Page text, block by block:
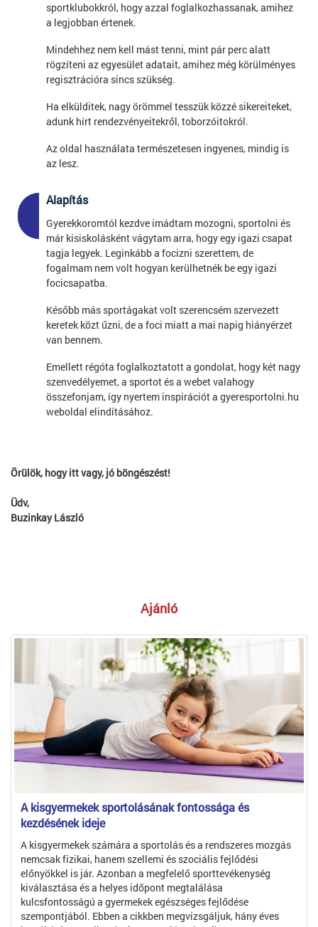
sportklubokkról, hogy azzal foglalkozhassanak, amihez
a legjobban értenek.
Mindehhez nem kell mást tenni, mint pár perc alatt
rögzíteni az egyesület adatait, amihez még körülményes
regisztrációra sincs szükség.
Ha elkülditek, nagy örömmel tesszük közzé sikereiteket,
adunk hírt rendezvényeitekről, toborzóitokról.
Az oldal használata természetesen ingyenes, mindig is
az lesz.
Alapítás
Gyerekkoromtól kezdve imádtam mozogni, sportolni és
már kisiskolásként vágytam arra, hogy egy igazi csapat
tagja legyek. Leginkább a focizni szerettem, de
fogalmam nem volt hogyan kerülhetnék be egy igazi
focicsapatba.
Később más sportágakat volt szerencsém szervezett
keretek közt űzni, de a foci miatt a mai napig hiányérzet
van bennem.
Emellett régóta foglalkoztatott a gondolat, hogy két nagy
szenvedélyemet, a sportot és a webet valahogy
összefonjam, így nyertem inspirációt a gyeresportolni.hu
weboldal elindításához.
Örülök, hogy itt vagy, jó böngészést!
Üdv,
Buzinkay László
Ajánló
A kisgyermekek sportolásának fontossága és
kezdésének ideje
A kisgyermekek számára a sportolás és a rendszeres mozgás
nemcsak fizikai, hanem szellemi és szociális fejlődési
előnyökkel is jár. Azonban a megfelelő sporttevékenység
kiválasztása és a helyes időpont megtalálása
kulcsfontosságú a gyermekek egészséges fejlődése
szempontjából. Ebben a cikkben megvizsgáljuk, hány éves